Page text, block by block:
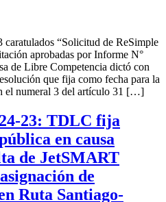
“Solicitud de ReSimple
aprobadas por Informe N°
de Libre Competencia dictó con
que fija como fecha para la
el numeral 3 del artículo 31 […]
23: TDLC fija
en causa
de JetSMART
de
Ruta Santiago-